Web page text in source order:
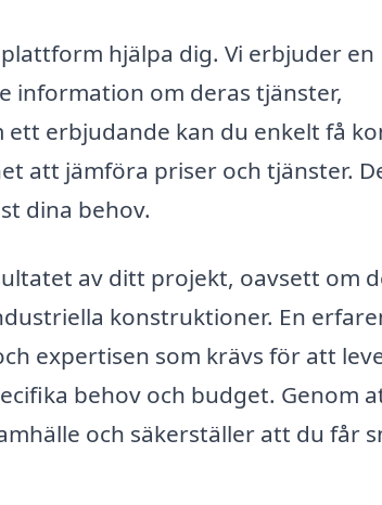
hjälpa dig. Vi erbjuder en
information om deras tjänster,
erbjudande kan du enkelt få
att jämföra priser och tjänster.
dina behov.
av ditt projekt, oavsett om
konstruktioner. En
expertisen som krävs för att
behov och budget. Genom
och säkerställer att du får